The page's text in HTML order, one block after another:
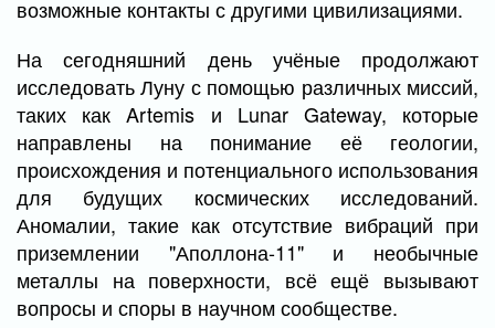
возможные контакты с другими цивилизациями.
На сегодняшний день учёные продолжают
исследовать Луну с помощью различных миссий,
таких как Artemis и Lunar Gateway, которые
направлены на понимание её геологии,
происхождения и потенциального использования
для будущих космических исследований.
Аномалии, такие как отсутствие вибраций при
приземлении "Аполлона-11" и необычные
металлы на поверхности, всё ещё вызывают
вопросы и споры в научном сообществе.